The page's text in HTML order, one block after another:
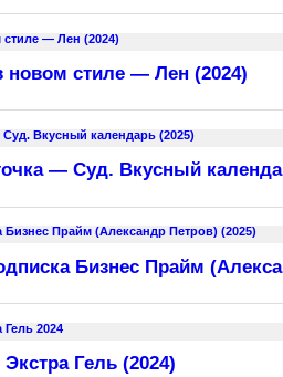
новом стиле — Лен (2024)
— Суд. Вкусный
Бизнес Прайм
Гель (2024)